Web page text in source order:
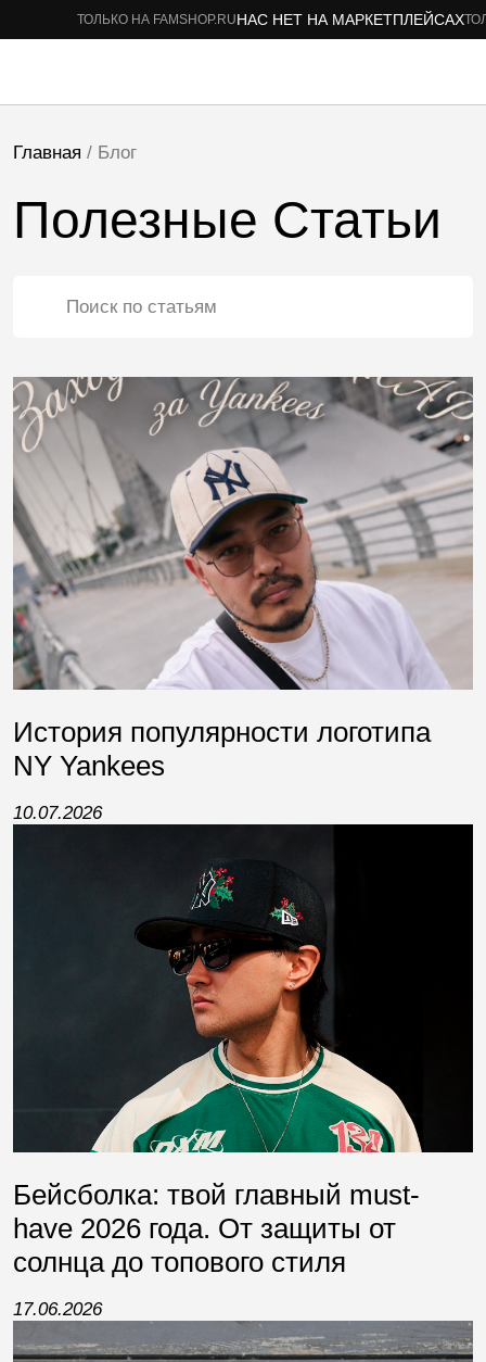
НА FAMSHOP.RUНАС НЕТ НА МАРКЕТПЛЕЙСАХТОЛЬКО НА
Главная / Блог
Полезные Статьи
История популярности логотипа
NY Yankees
10.07.2026
Бейсболка: твой главный must-
have 2026 года. От защиты от
солнца до топового стиля
17.06.2026